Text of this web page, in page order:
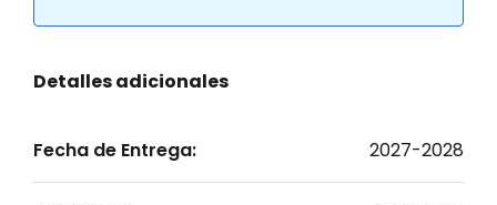
Detalles adicionales
Fecha de Entrega: 2027-2028